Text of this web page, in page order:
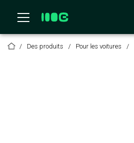
Des produits Pour les voitures